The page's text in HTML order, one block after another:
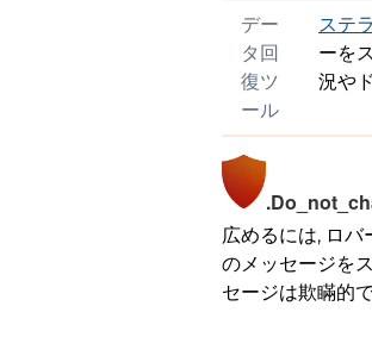
デー
タ回
復ツ
ール
ステ
ーを
況や
広めるには, ロ
のメッセージを
セージは欺瞞的